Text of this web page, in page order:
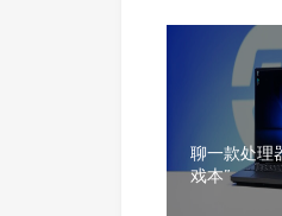
聊一款处理
戏本”